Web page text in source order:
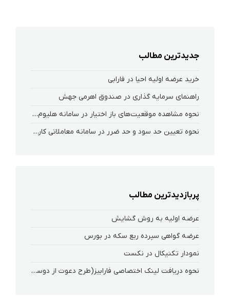
جدیدترین مطالب
خرید عرضه اولیه احیا در فارابی
راهنمای سرمایه گذاری در صندوق اهرمی جهش
نحوه‌ مشاهده‌ موقعیت‌های باز اختیار در سامانه هلیوم و نکست
نحوه تعیین حد سود و حد ضرر در سامانه معاملاتی کارگزاری فارابی
پربازدیدترین مطالب
عرضه اولیه به روش گشایش
عرضه گواهی سپرده ربع سکه در بورس
نمودار تکنیکال در نکست
نحوه دریافت لینک اختصاصی فارابیز(طرح دعوت از دوستان)